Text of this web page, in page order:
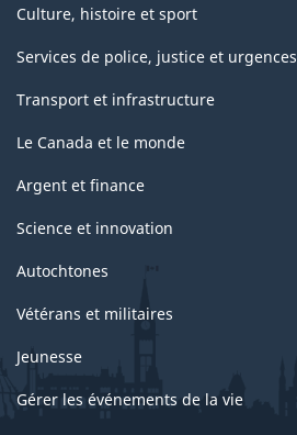
Culture, histoire et sport
Services de police, justice et urgences
Transport et infrastructure
Le Canada et le monde
Argent et finance
Science et innovation
Autochtones
Vétérans et militaires
Jeunesse
Gérer les événements de la vie